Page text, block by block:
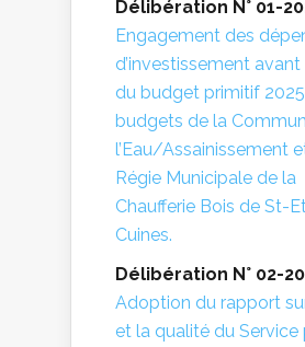
Délibération N° 01-
Engagement des
d’investissement
du budget primitif
budgets de la
l’Eau/Assainissement
Régie Municipale de la
Chaufferie Bois de St-
Cuines.
Délibération N° 02-
Adoption du rapport
et la qualité du Service